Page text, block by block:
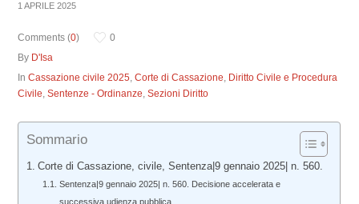
1 APRILE 2025
Comments (0)
0
By D'Isa
InCassazione civile 2025,Corte di Cassazione, Diritto Civile e Procedura
Civile,Sentenze - Ordinanze,Sezioni Diritto
Sommario
Corte di Cassazione, civile, Sentenza|9 gennaio 2025| n. 560.
Sentenza|9 gennaio 2025| n. 560. Decisione accelerata e
successiva udienza pubblica